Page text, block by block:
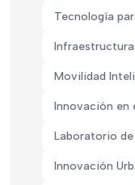
Tecnología
Movilidad
Innovación en
Laboratorio
Innovación